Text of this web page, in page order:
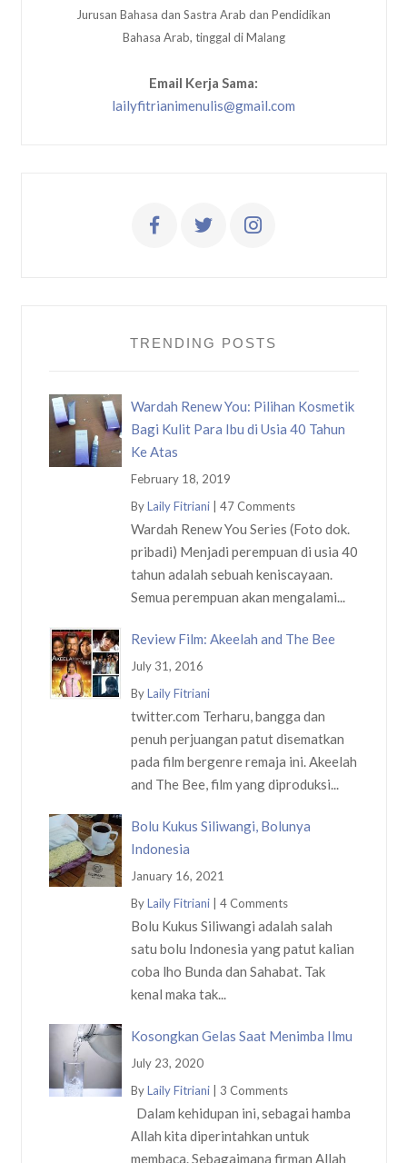
Jurusan Bahasa dan Sastra Arab dan Pendidikan
Bahasa Arab, tinggal di Malang
Email Kerja Sama:
lailyfitrianimenulis@gmail.com
TRENDING POSTS
Wardah Renew You: Pilihan Kosmetik
Bagi Kulit Para Ibu di Usia 40 Tahun
Ke Atas
February 18, 2019
ByLaily Fitriani| 47 Comments
Wardah Renew You Series (Foto dok.
pribadi) Menjadi perempuan di usia 40
tahun adalah sebuah keniscayaan.
Semua perempuan akan mengalami...
Review Film: Akeelah and The Bee
July 31, 2016
ByLaily Fitriani
twitter.com Terharu, bangga dan
penuh perjuangan patut disematkan
pada film bergenre remaja ini. Akeelah
and The Bee, film yang diproduksi...
Bolu Kukus Siliwangi, Bolunya
Indonesia
January 16, 2021
ByLaily Fitriani| 4 Comments
Bolu Kukus Siliwangi adalah salah
satu bolu Indonesia yang patut kalian
coba lho Bunda dan Sahabat. Tak
kenal maka tak...
Kosongkan Gelas Saat Menimba Ilmu
July 23, 2020
ByLaily Fitriani| 3 Comments
Dalam kehidupan ini, sebagai hamba
Allah kita diperintahkan untuk
membaca. Sebagaimana firman Allah